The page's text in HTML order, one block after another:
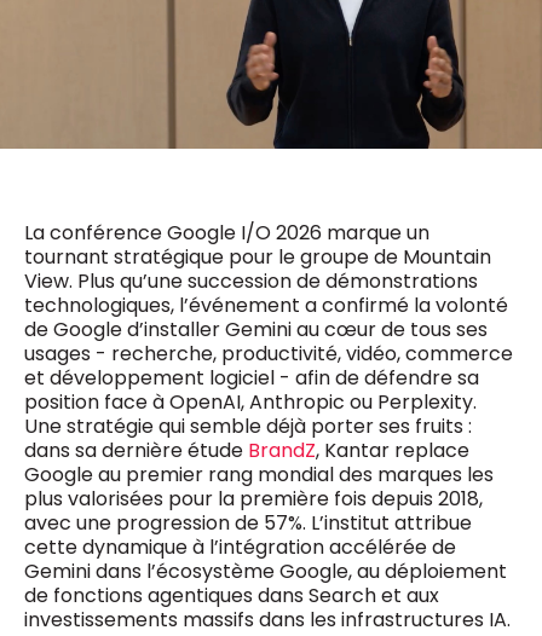
La conférence Google I/O 2026 marque un
tournant stratégique pour le groupe de Mountain
View. Plus qu’une succession de démonstrations
technologiques, l’événement a confirmé la volonté
de Google d’installer Gemini au cœur de tous ses
usages - recherche, productivité, vidéo, commerce
et développement logiciel - afin de défendre sa
position face à OpenAI, Anthropic ou Perplexity.
Une stratégie qui semble déjà porter ses fruits :
dans sa dernière étude BrandZ, Kantar replace
Google au premier rang mondial des marques les
plus valorisées pour la première fois depuis 2018,
avec une progression de 57%. L’institut attribue
cette dynamique à l’intégration accélérée de
Gemini dans l’écosystème Google, au déploiement
de fonctions agentiques dans Search et aux
investissements massifs dans les infrastructures IA.
0475 97 12 57
Chief Editor
Damien Lemaire
0477 37 31 65
d.lemaire@mm.be
NOTRE CONTENU DIGITAL :
1 x week
MM Brunch
1 x week
MM Tech
10 x year
MM Best of
Research
10 x year
MM Blue
4 x year
MM Magazine
(digital)
Des questions ?